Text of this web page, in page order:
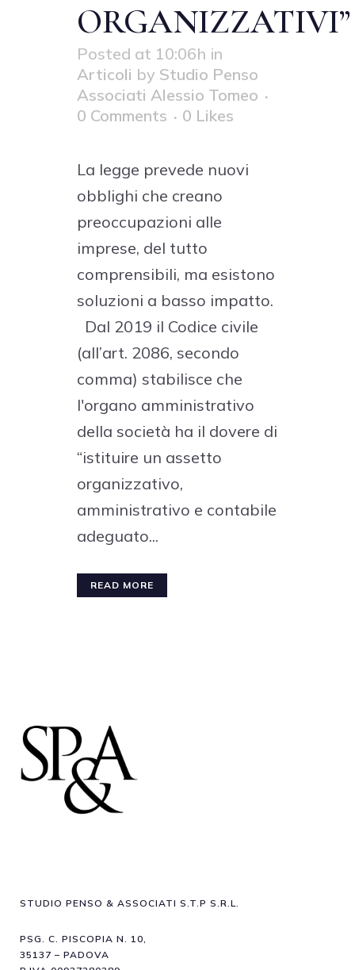
ORGANIZZATIVI”
Posted at 10:06h in
Articoli by Studio Penso
Associati Alessio Tomeo
0 Comments
0 Likes
La legge prevede nuovi
obblighi che creano
preoccupazioni alle
imprese, del tutto
comprensibili, ma esistono
soluzioni a basso impatto.
Dal 2019 il Codice civile
(all’art. 2086, secondo
comma) stabilisce che
l'organo amministrativo
della società ha il dovere di
“istituire un assetto
organizzativo,
amministrativo e contabile
adeguato...
READ MORE
STUDIO PENSO & ASSOCIATI S.T.P S.R.L.
PSG. C. PISCOPIA N. 10,
35137 – PADOVA